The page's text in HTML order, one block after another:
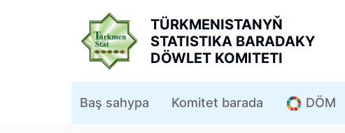
TÜRKMENISTANYŇ
STATISTIKA BARADAKY
DÖWLET KOMITETI
Baş sahypa Komitet barada DÖM